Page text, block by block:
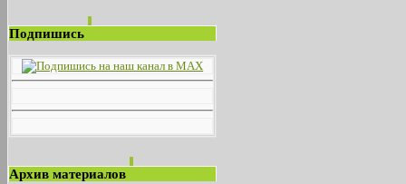
Подпишись
Архив материалов